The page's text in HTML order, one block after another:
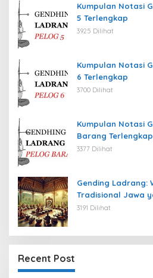
Kumpulan Notasi
5 Terlengkap
3925 Dilihat
Kumpulan Notasi
6 Terlengkap
3700 Dilihat
Kumpulan Notasi
Barang Terlengkap
3377 Dilihat
Gending Ladrang:
Tradisional Jawa
3191 Dilihat
Recent Post